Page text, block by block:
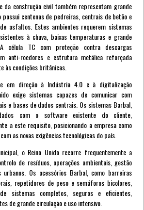
da construção civil também representam grande
possui centenas de pedreiras, centrais de betão e
asfaltos. Estes ambientes requerem sistemas
à chuva, baixas temperaturas e grande
célula TC com proteção contra descargas
anti-roedores e estrutura metálica reforçada
às condições britânicas.
em direção à Indústria 4.0 e à digitalização
exige sistemas capazes de comunicar com
e bases de dados centrais. Os sistemas Barbal,
com o software existente do cliente,
a este requisito, posicionando a empresa como
as novas exigências tecnológicas do país.
o Reino Unido recorre frequentemente a
de resíduos, operações ambientais, gestão
Os acessórios Barbal, como barreiras
repetidores de peso e semáforos bicolores,
sistemas completos, seguros e eficientes,
de grande circulação e uso intensivo.